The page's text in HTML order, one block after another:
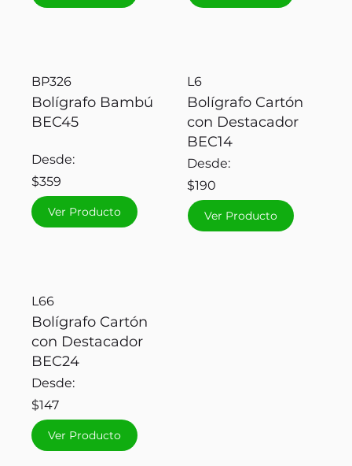
BP326
Bolígrafo Bambú
BEC45
Desde:
$359
Ver Producto
L6
Bolígrafo Cartón
con Destacador
BEC14
Desde:
$190
Ver Producto
L66
Bolígrafo Cartón
con Destacador
BEC24
Desde:
$147
Ver Producto